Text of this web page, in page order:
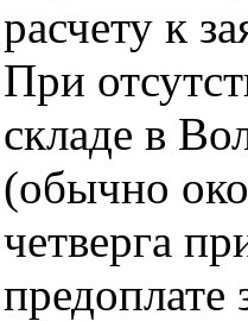
расчету к
При
складе в
(обычно
четверга
предоплате